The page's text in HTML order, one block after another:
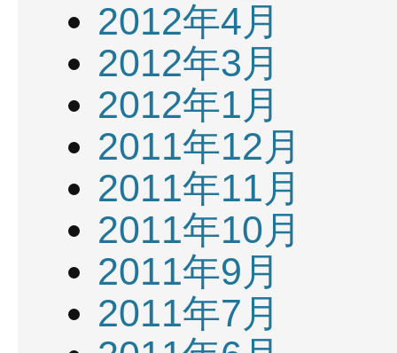
2012年4月
2012年3月
2012年1月
2011年12月
2011年11月
2011年10月
2011年9月
2011年7月